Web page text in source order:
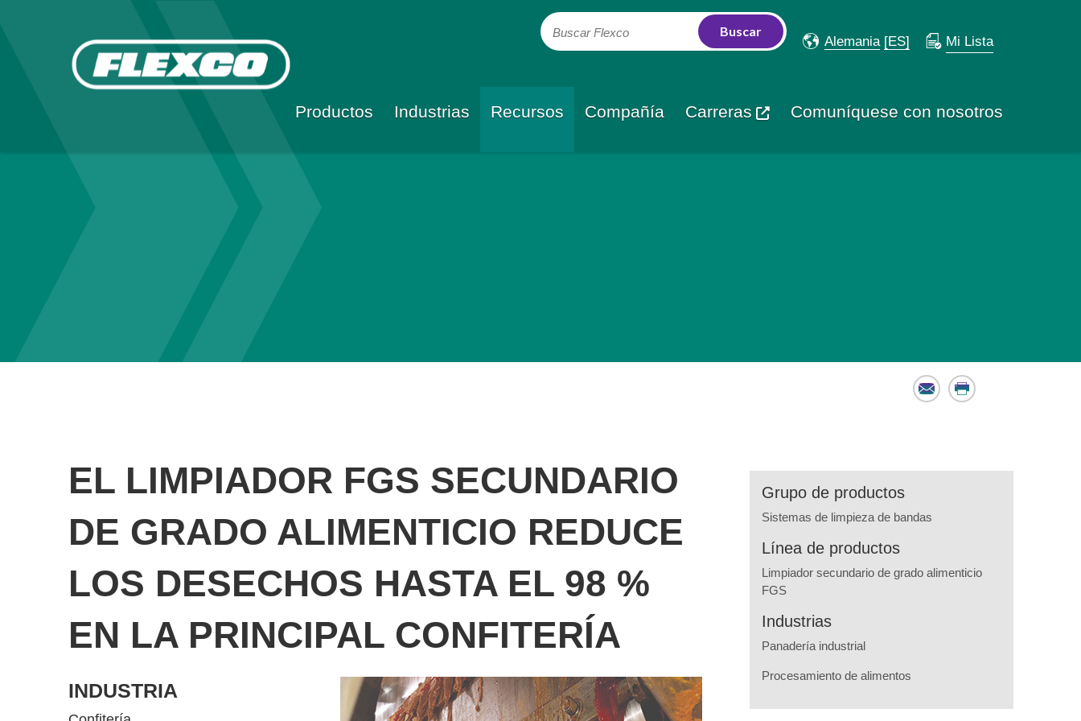
Buscar Flexco
Alemania [ES] Mi Lista
Productos Industrias Recursos Compañía Carreras Comuníquese con nosotros
Email Print
EL LIMPIADOR FGS SECUNDARIO
DE GRADO ALIMENTICIO REDUCE
LOS DESECHOS HASTA EL 98 %
EN LA PRINCIPAL CONFITERÍA
INDUSTRIA
Grupo de productos
Sistemas de limpieza de bandas
Línea de productos
Limpiador secundario de grado alimenticio
FGS
Industrias
Panadería industrial
Procesamiento de alimentos